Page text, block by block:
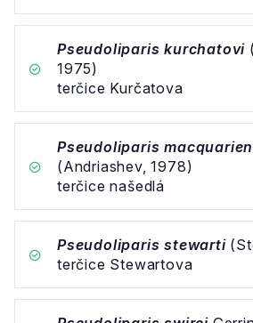
Pseudoliparis kurchatovi
1975)
terčice Kurčatova
Pseudoliparis
(Andriashev, 1978)
terčice našedlá
Pseudoliparis stewarti
terčice Stewartova